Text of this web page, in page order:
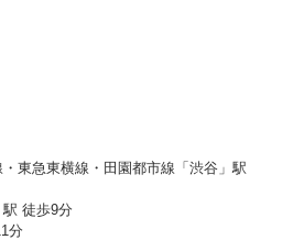
東急東横線・田園都市線「渋谷」駅
徒歩9分
分